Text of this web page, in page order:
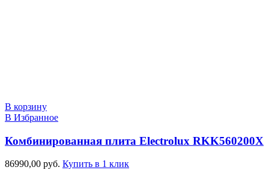
В корзину
В Избранное
Комбинированная плита Electrolux RKK560200X
86990,00 руб. Купить в 1 клик